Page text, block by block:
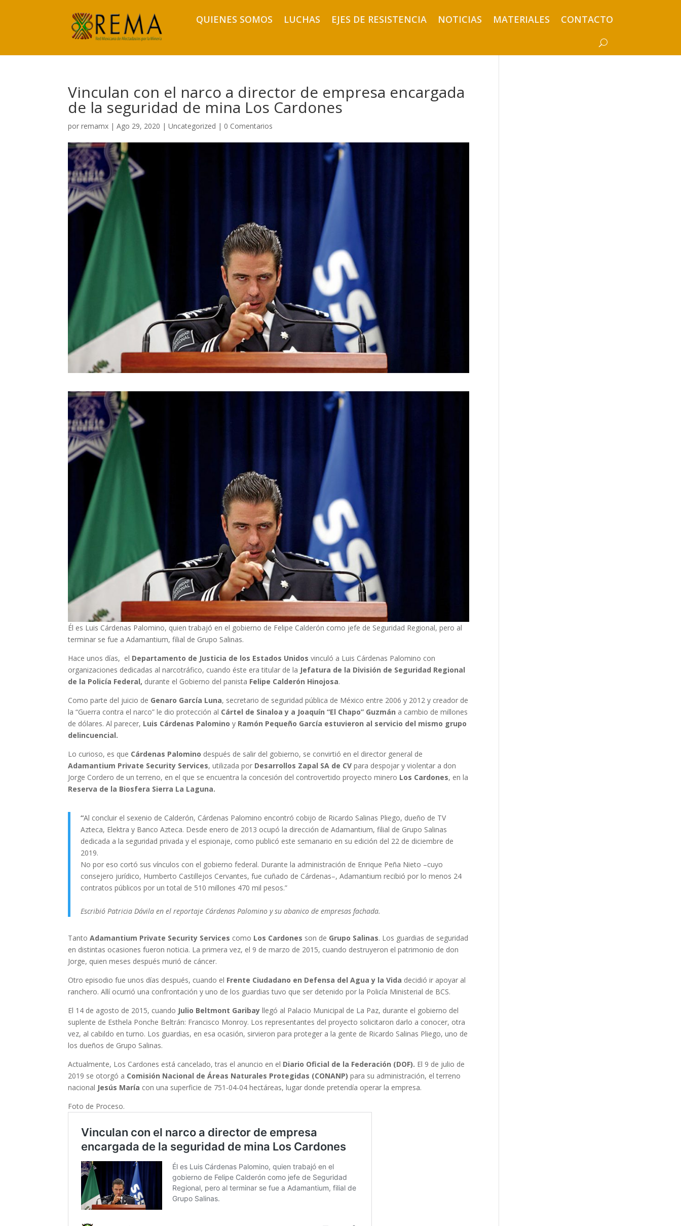
QUIENES SOMOS LUCHAS EJES DE RESISTENCIA NOTICIAS MATERIALES CONTACTO
Vinculan con el narco a director de empresa encargada
de la seguridad de mina Los Cardones
porremamx |Ago 29, 2020 |Uncategorized | 0 Comentarios
Él es Luis Cárdenas Palomino, quien trabajó en el gobierno de Felipe Calderón como jefe de Seguridad Regional, pero al
terminar se fue a Adamantium, filial de Grupo Salinas.
Hace unos días, el Departamento de Justicia de los Estados Unidos vinculó a Luis Cárdenas Palomino con
organizaciones dedicadas al narcotráfico, cuando éste era titular de la Jefatura de la División de Seguridad Regional
de la Policía Federal, durante el Gobierno del panista Felipe Calderón Hinojosa.
Como parte del juicio de Genaro García Luna, secretario de seguridad pública de México entre 2006 y 2012 y creador de
la “Guerra contra el narco” le dio protección al Cártel de Sinaloa y a Joaquín “El Chapo” Guzmán a cambio de millones
de dólares. Al parecer, Luis Cárdenas Palominoy Ramón Pequeño García estuvieron al servicio del mismo grupo
delincuencial.
Lo curioso, es que Cárdenas Palomino después de salir del gobierno, se convirtió en el director general de
Adamantium Private Security Services, utilizada por Desarrollos Zapal SA de CV para despojar y violentar a don
Jorge Cordero de un terreno, en el que se encuentra la concesión del controvertido proyecto minero Los Cardones, en la
Reserva de la Biosfera Sierra La Laguna.
“Al concluir el sexenio de Calderón, Cárdenas Palomino encontró cobijo de Ricardo Salinas Pliego, dueño de TV
Azteca, Elektra y Banco Azteca. Desde enero de 2013 ocupó la dirección de Adamantium, filial de Grupo Salinas
dedicada a la seguridad privada y el espionaje, como publicó este semanario en su edición del 22 de diciembre de
2019.
No por eso cortó sus vínculos con el gobierno federal. Durante la administración de Enrique Peña Nieto –cuyo
consejero jurídico, Humberto Castillejos Cervantes, fue cuñado de Cárdenas–, Adamantium recibió por lo menos 24
contratos públicos por un total de 510 millones 470 mil pesos.”
Escribió Patricia Dávila en el reportaje Cárdenas Palomino y su abanico de empresas fachada.
TantoAdamantium Private Security Services como Los Cardones son de Grupo Salinas. Los guardias de seguridad
en distintas ocasiones fueron noticia. La primera vez, el 9 de marzo de 2015, cuando destruyeron el patrimonio de don
Jorge, quien meses después murió de cáncer.
Otro episodio fue unos días después, cuando el Frente Ciudadano en Defensa del Agua y la Vida decidió ir apoyar al
ranchero. Allí ocurrió una confrontación y uno de los guardias tuvo que ser detenido por la Policía Ministerial de BCS.
El 14 de agosto de 2015, cuando Julio Beltmont Garibay llegó al Palacio Municipal de La Paz, durante el gobierno del
suplente de Esthela Ponche Beltrán: Francisco Monroy. Los representantes del proyecto solicitaron darlo a conocer, otra
vez, al cabildo en turno. Los guardias, en esa ocasión, sirvieron para proteger a la gente de Ricardo Salinas Pliego, uno de
los dueños de Grupo Salinas.
Actualmente, Los Cardones está cancelado, tras el anuncio en el Diario Oficial de la Federación (DOF). El 9 de julio de
2019 se otorgó a Comisión Nacional de Áreas Naturales Protegidas (CONANP) para su administración, el terreno
nacional Jesús María con una superficie de 751-04-04 hectáreas, lugar donde pretendía operar la empresa.
Foto de Proceso.